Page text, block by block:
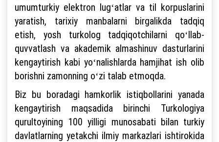
umumturkiy elektron lugʻatlar va til korpuslarini
yaratish, tarixiy manbalarni birgalikda tadqiq
etish, yosh turkolog tadqiqotchilarni qoʻllab-
quvvatlash va akademik almashinuv dasturlarini
kengaytirish kabi yoʻnalishlarda hamjihat ish olib
borishni zamonning oʻzi talab etmoqda.
Biz bu boradagi hamkorlik istiqbollarini yanada
kengaytirish maqsadida birinchi Turkologiya
qurultoyining 100 yilligi munosabati bilan turkiy
davlatlarning yetakchi ilmiy markazlari ishtirokida